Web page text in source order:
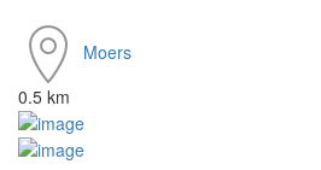
Moers
0.5 km